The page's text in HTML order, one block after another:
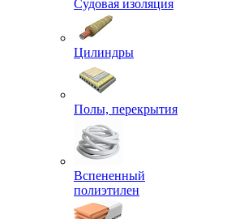
Судовая изоляция
Цилиндры
Полы, перекрытия
Вспененный
полиэтилен